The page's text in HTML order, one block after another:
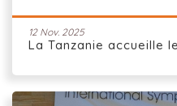
12 Nov. 2025
La Tanzanie accueille